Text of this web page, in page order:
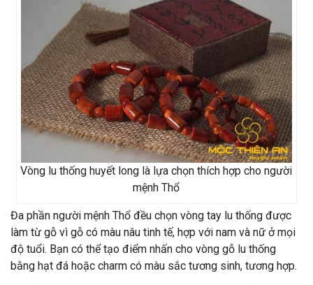
Vòng lu thống huyết long là lựa chọn thích hợp cho người
mệnh Thổ
Đa phần người mệnh Thổ đều chọn vòng tay lu thống được
làm từ gỗ vì gỗ có màu nâu tinh tế, hợp với nam và nữ ở mọi
độ tuổi. Bạn có thể tạo điểm nhấn cho vòng gỗ lu thống
bằng hạt đá hoặc charm có màu sắc tương sinh, tương hợp.